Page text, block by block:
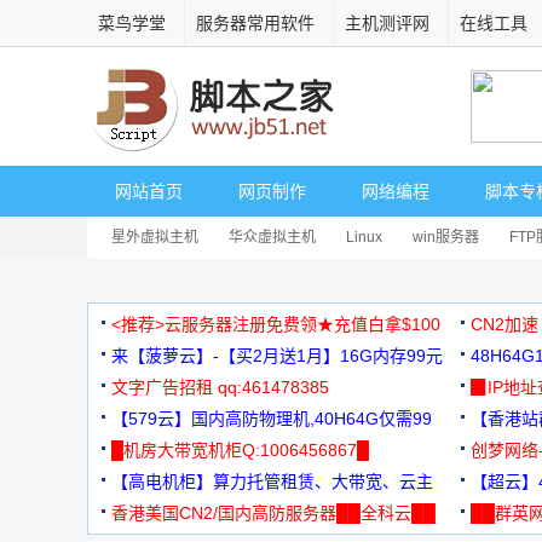
菜鸟学堂 服务器常用软件 主机测评网 在线工具
网站首页 网页制作 网络编程 脚本专
星外虚拟主机 华众虚拟主机 Linux win服务器 FTP
<推荐>云服务器注册免费领★充值白拿$100
CN2加
来【菠萝云】-【买2月送1月】16G内存99元
3000+
文字广告招租 qq:461478385
▉IP地
【579云】国内高防物理机,40H64G仅需99
元
【香港
█机房大带宽机柜Q:1006456867█
创梦网
88元/月
【高电机柜】算力托管租赁、大带宽、云主
机
【超云
香港美国CN2/国内高防服务器██全科云██
██群英